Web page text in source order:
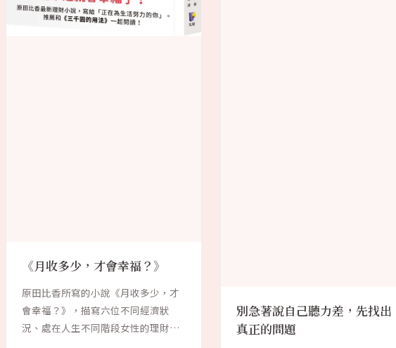
《月收多少，才會幸福？》
原田比香所寫的小說《月收多少，才
會幸福？》，描寫六位不同經濟狀
況、處在人生不同階段女性的理財故
別急著說自己聽力差，先找出
真正的問題